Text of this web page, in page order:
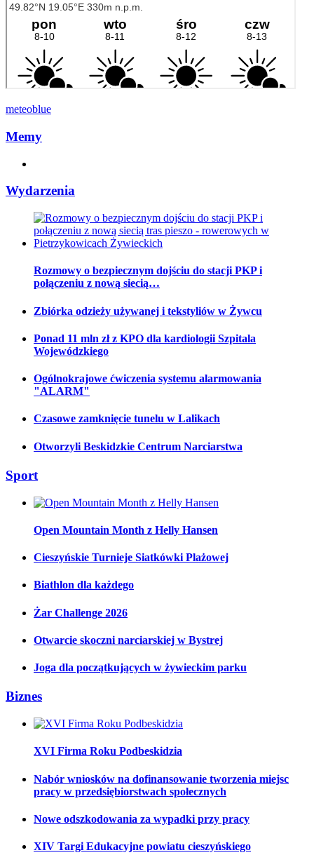
meteoblue
Memy
Wydarzenia
Rozmowy o bezpiecznym dojściu do stacji PKP i
połączeniu z nową siecią…
Zbiórka odzieży używanej i tekstyliów w Żywcu
Ponad 11 mln zł z KPO dla kardiologii Szpitala
Wojewódzkiego
Ogólnokrajowe ćwiczenia systemu alarmowania
"ALARM"
Czasowe zamknięcie tunelu w Lalikach
Otworzyli Beskidzkie Centrum Narciarstwa
Sport
Open Mountain Month z Helly Hansen
Cieszyńskie Turnieje Siatkówki Plażowej
Biathlon dla każdego
Żar Challenge 2026
Otwarcie skoczni narciarskiej w Bystrej
Joga dla początkujących w żywieckim parku
Biznes
XVI Firma Roku Podbeskidzia
Nabór wniosków na dofinansowanie tworzenia miejsc
pracy w przedsiębiorstwach społecznych
Nowe odszkodowania za wypadki przy pracy
XIV Targi Edukacyjne powiatu cieszyńskiego